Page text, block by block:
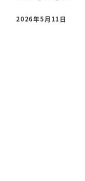
投稿日
2026年5月11日